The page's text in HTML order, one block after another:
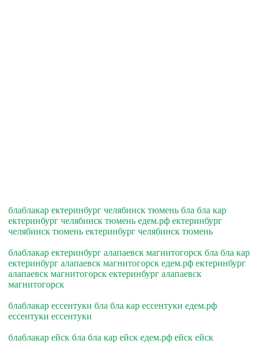
блаблакар ектеринбург челябинск тюмень бла бла кар
ектеринбург челябинск тюмень едем.рф ектеринбург
челябинск тюмень ектеринбург челябинск тюмень
блаблакар ектеринбург алапаевск магнитогорск бла бла кар
ектеринбург алапаевск магнитогорск едем.рф ектеринбург
алапаевск магнитогорск ектеринбург алапаевск
магнитогорск
блаблакар ессентуки бла бла кар ессентуки едем.рф
ессентуки ессентуки
блаблакар ейск бла бла кар ейск едем.рф ейск ейск